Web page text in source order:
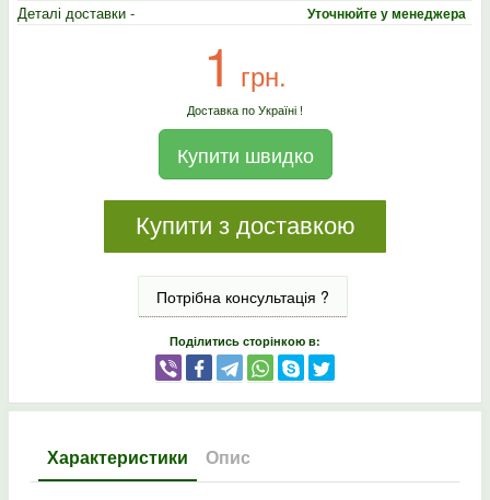
Деталі доставки - Уточнюйте у менеджера
1 грн.
Доставка по Україні !
Купити швидко
Купити з доставкою
Потрібна консультація ?
Поділитись сторінкою в:
Характеристики Опис